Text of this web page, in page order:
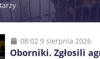
08:02 9 sierpnia 2026
Oborniki. Zgłosili